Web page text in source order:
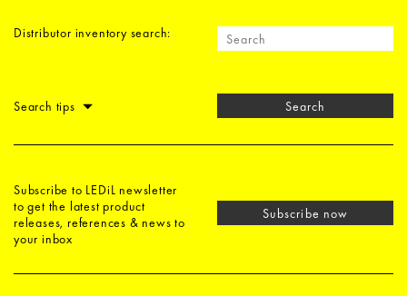
Distributor inventory search:
Search tips Search
Subscribe to LEDiL newsletter
to get the latest product
releases, references & news to
your inbox
Subscribe now